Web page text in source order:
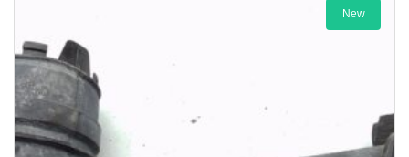
New